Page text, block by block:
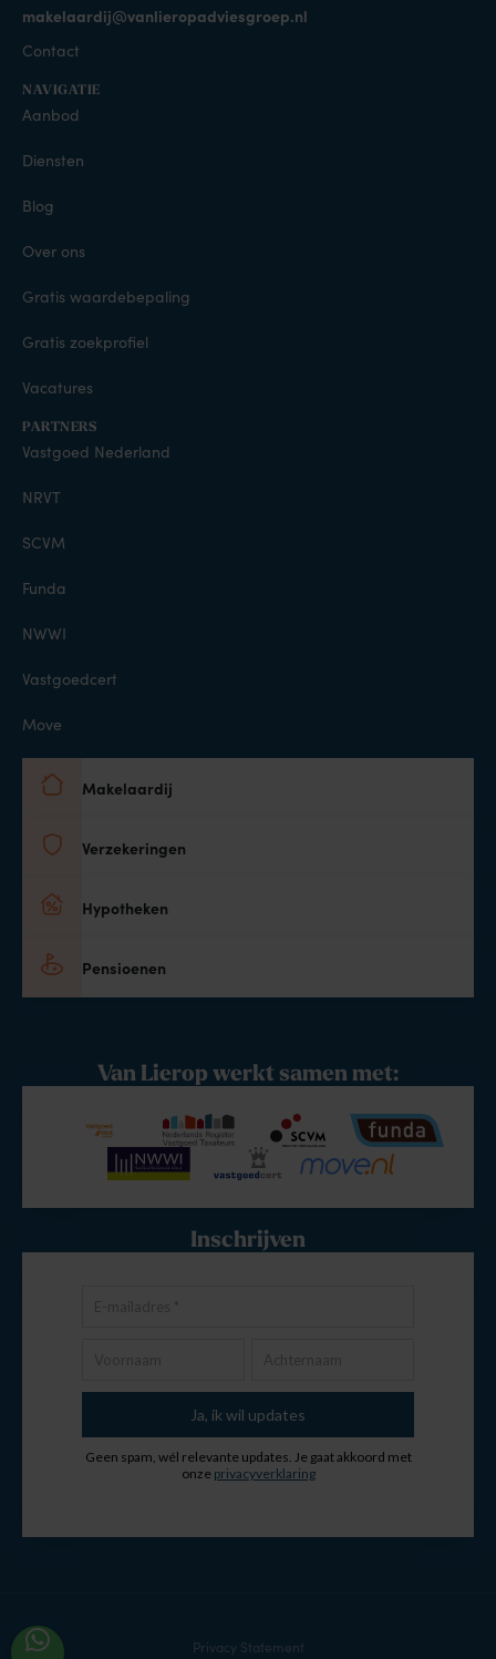
makelaardij@vanlieropadviesgroep.nl
Contact
NAVIGATIE
Aanbod
Diensten
Blog
Over ons
Gratis waardebepaling
Gratis zoekprofiel
Vacatures
PARTNERS
Vastgoed Nederland
NRVT
SCVM
Funda
NWWI
Vastgoedcert
Move
Makelaardij
Verzekeringen
Hypotheken
Pensioenen
Van Lierop werkt samen met:
Inschrijven
Privacy Statement